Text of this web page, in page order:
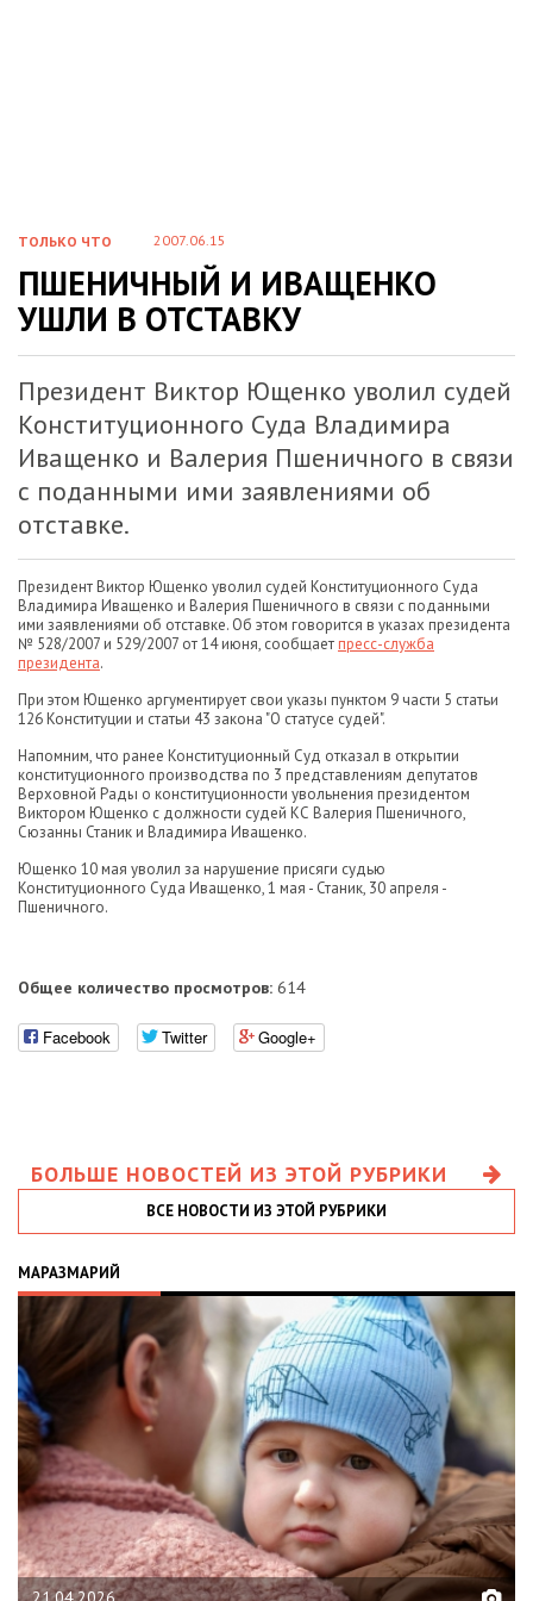
ТОЛЬКО ЧТО 2007.06.15
ПШЕНИЧНЫЙ И ИВАЩЕНКО
УШЛИ В ОТСТАВКУ
Президент Виктор Ющенко уволил судей
Конституционного Суда Владимира
Иващенко и Валерия Пшеничного в связи
с поданными ими заявлениями об
отставке.
Президент Виктор Ющенко уволил судей Конституционного Суда
Владимира Иващенко и Валерия Пшеничного в связи с поданными
ими заявлениями об отставке. Об этом говорится в указах президента
№ 528/2007 и 529/2007 от 14 июня, сообщаетпресс-служба
президента.
При этом Ющенко аргументирует свои указы пунктом 9 части 5 статьи
126 Конституции и статьи 43 закона "О статусе судей".
Напомним, что ранее Конституционный Суд отказал в открытии
конституционного производства по 3 представлениям депутатов
Верховной Рады о конституционности увольнения президентом
Виктором Ющенко с должности судей КС Валерия Пшеничного,
Сюзанны Станик и Владимира Иващенко.
Ющенко 10 мая уволил за нарушение присяги судью
Конституционного Суда Иващенко, 1 мая - Станик, 30 апреля -
Пшеничного.
Общее количество просмотров: 614
Facebook Twitter Google+
БОЛЬШЕ НОВОСТЕЙ ИЗ ЭТОЙ РУБРИКИ
ВСЕ НОВОСТИ ИЗ ЭТОЙ РУБРИКИ
МАРАЗМАРИЙ